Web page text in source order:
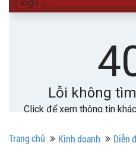
Trang chủ Kinh doanh Diễn